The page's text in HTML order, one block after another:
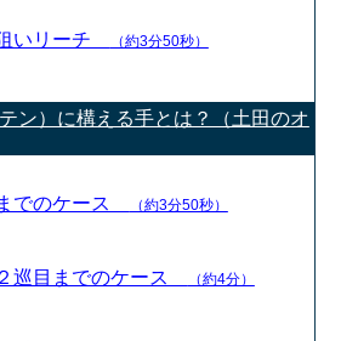
いリーチ （約3分50秒）
ン）に構える手とは？（土田のオ
でのケース （約3分50秒）
巡目までのケース （約4分）